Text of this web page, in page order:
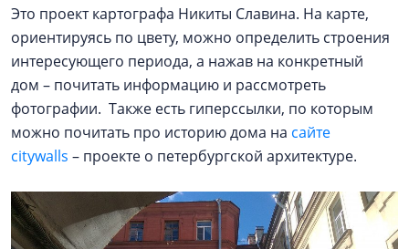
Это проект картографа Никиты Славина. На карте,
ориентируясь по цвету, можно определить строения
интересующего периода, а нажав на конкретный
дом – почитать информацию и рассмотреть
фотографии. Также есть гиперссылки, по которым
можно почитать про историю дома на сайте
citywalls – проекте о петербургской архитектуре.